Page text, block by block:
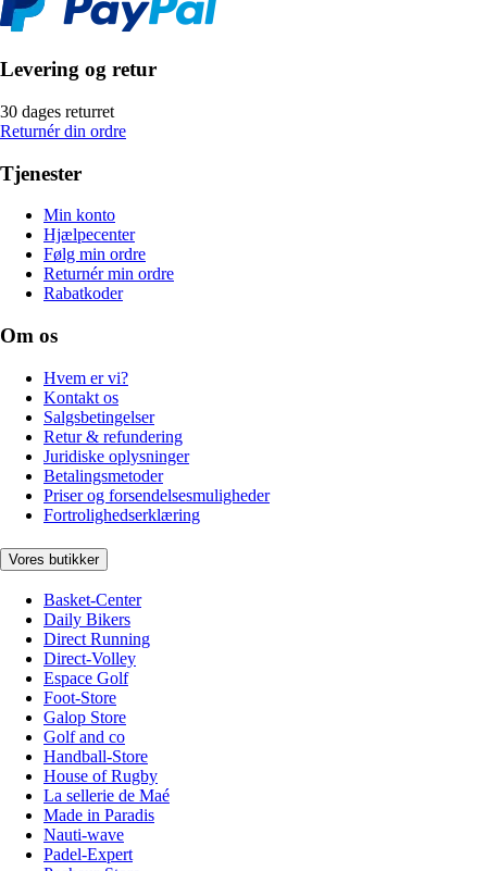
Levering og retur
30 dages returret
Returnér din ordre
Tjenester
Min konto
Hjælpecenter
Følg min ordre
Returnér min ordre
Rabatkoder
Om os
Hvem er vi?
Kontakt os
Salgsbetingelser
Retur & refundering
Juridiske oplysninger
Betalingsmetoder
Priser og forsendelsesmuligheder
Fortrolighedserklæring
Vores butikker
Basket-Center
Daily Bikers
Direct Running
Direct-Volley
Espace Golf
Foot-Store
Galop Store
Golf and co
Handball-Store
House of Rugby
La sellerie de Maé
Made in Paradis
Nauti-wave
Padel-Expert